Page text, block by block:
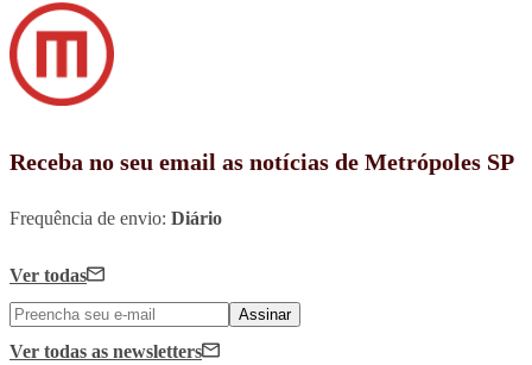
Receba no seu email as notícias de Metrópoles SP
Frequência de envio: Diário
Ver todas
Assinar
Ver todas as newsletters